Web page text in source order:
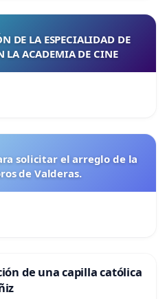
DE LA ESPECIALIDAD DE
LA ACADEMIA DE CINE
solicitar el arreglo de la
de Valderas.
de una capilla católica